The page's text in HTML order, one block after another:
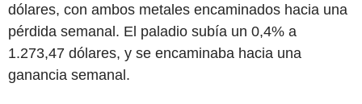
dólares, con ambos metales encaminados hacia una
pérdida semanal. El paladio subía un 0,4% a
1.273,47 dólares, y se encaminaba hacia una
ganancia semanal.